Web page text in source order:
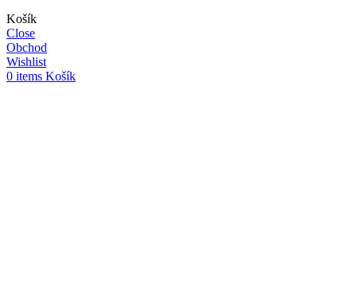
Košík
Close
Obchod
Wishlist
0 items Košík